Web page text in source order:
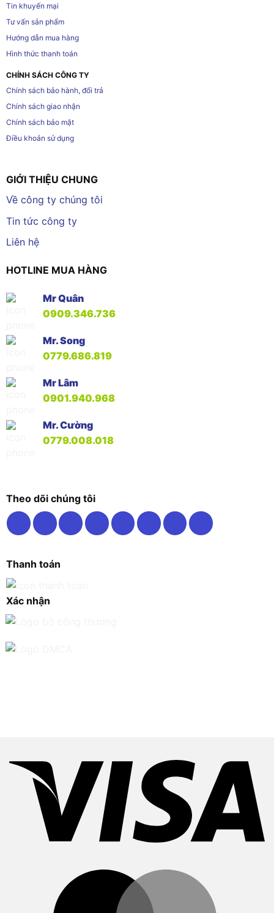
Tin khuyến mại
Tư vấn sản phẩm
Hướng dẫn mua hàng
Hình thức thanh toán
CHÍNH SÁCH CÔNG TY
Chính sách bảo hành, đổi trả
Chính sách giao nhận
Chính sách bảo mật
Điều khoản sử dụng
GIỚI THIỆU CHUNG
Về công ty chúng tôi
Tin tức công ty
Liên hệ
HOTLINE MUA HÀNG
Mr Quân
0909.346.736
Mr. Song
0779.686.819
Mr Lâm
0901.940.968
Mr. Cường
0779.008.018
Theo dõi chúng tôi
Thanh toán
Xác nhận